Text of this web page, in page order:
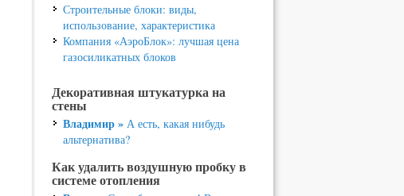
Строительные блоки: виды,
использование, характеристика
Компания «АэроБлок»: лучшая цена
газосиликатных блоков
Декоративная штукатурка на
стены
Владимир »А есть, какая нибудь
альтернатива?
Как удалить воздушную пробку в
системе отопления